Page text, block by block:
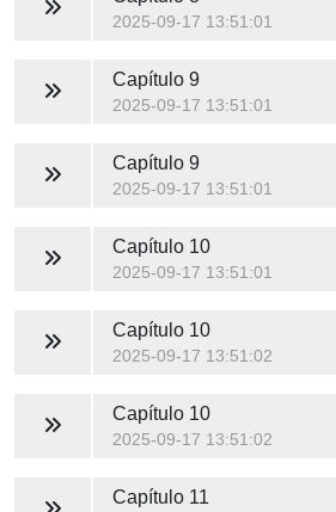
2025-09-17 13:51:01
Capítulo 9
2025-09-17 13:51:01
Capítulo 9
2025-09-17 13:51:01
Capítulo 10
2025-09-17 13:51:01
Capítulo 10
2025-09-17 13:51:02
Capítulo 10
2025-09-17 13:51:02
Capítulo 11